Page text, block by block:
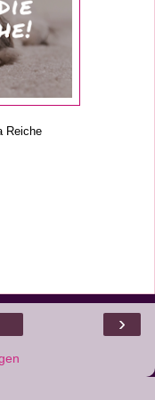
Reiche
›